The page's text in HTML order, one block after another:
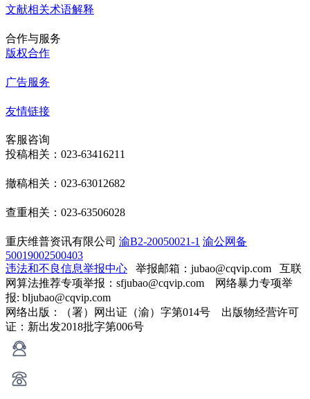
文献相关术语解释
合作与服务
版权合作
广告服务
友情链接
客服咨询
投稿相关：023-63416211
撤稿相关：023-63012682
查重相关：023-63506028
重庆维普资讯有限公司 渝B2-20050021-1 渝公网备
50019002500403
违法和不良信息举报中心 举报邮箱：jubao@cqvip.com 互联
网算法推荐专项举报：sfjubao@cqvip.com 网络暴力专项举
报: bljubao@cqvip.com
网络出版：（署）网出证（渝）字第014号 出版物经营许可
证：新出发2018批字第006号